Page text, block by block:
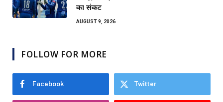
का संकट
AUGUST 9, 2026
FOLLOW FOR MORE
Facebook Twitter